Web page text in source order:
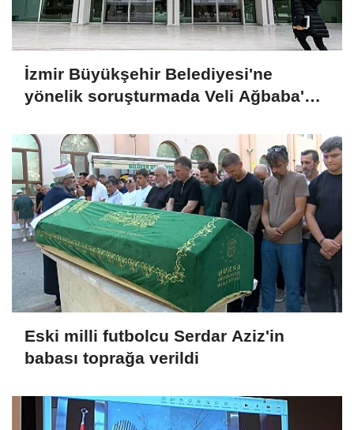
İzmir Büyükşehir Belediyesi'ne
yönelik soruşturmada Veli Ağbaba'nın
Eski milli futbolcu Serdar Aziz'in
babası toprağa verildi